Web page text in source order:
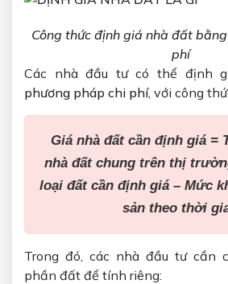
Công thức định giá nhà đất
phí
Các nhà đầu tư có thể định
phương pháp chi phí, với công
Giá nhà đất cần định giá =
nhà đất chung trên thị
loại đất cần định giá – Mức
sản theo thời
Trong đó, các nhà đầu tư cần
phần đất để tính riêng: